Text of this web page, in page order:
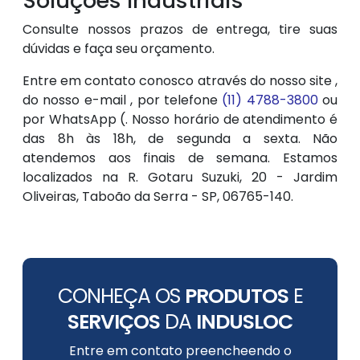
Consulte nossos prazos de entrega, tire suas
dúvidas e faça seu orçamento.
Entre em contato conosco através do nosso site ,
do nosso e-mail , por telefone (11) 4788-3800ou
por WhatsApp (. Nosso horário de atendimento é
das 8h às 18h, de segunda a sexta. Não
atendemos aos finais de semana. Estamos
localizados na R. Gotaru Suzuki, 20 - Jardim
Oliveiras, Taboão da Serra - SP, 06765-140.
CONHEÇA OS PRODUTOSE
SERVIÇOS DA INDUSLOC
Entre em contato preencheendo o